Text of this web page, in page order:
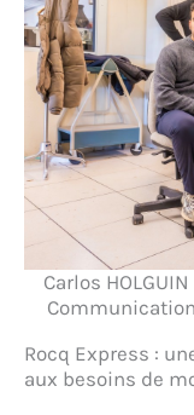
Carlos
Rocq Express :
aux besoins de